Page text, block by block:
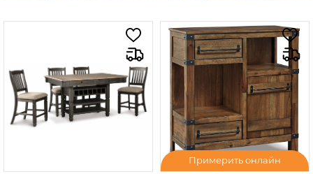
Примерить онлайн